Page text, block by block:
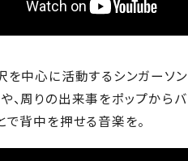
を中心に活動するシンガーソン
、周りの出来事をポップから
で背中を押せる音楽を。